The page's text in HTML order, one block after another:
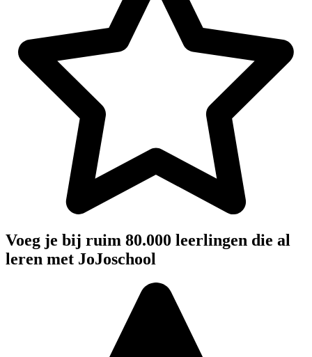
Voeg je bij ruim 80.000 leerlingen die al
leren met JoJoschool